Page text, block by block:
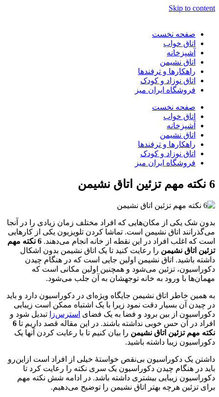
Skip to content
صفحه نخست
اتاق خواب
آشپزخانه
اتاق نشیمن
راهکارها و ترفندها
اتاق نوزاد و کودک
فروشگاه ایران میز
صفحه نخست
اتاق خواب
آشپزخانه
اتاق نشیمن
راهکارها و ترفندها
اتاق نوزاد و کودک
فروشگاه ایران میز
6 نکته مهم تزئین اتاق نشیمن
بدون شک یکی از مکان‌هایی که افراد مختلف زمان زیادی را در آنجا
می‌گذرانند اتاق نشیمن است. تماشا کردن تلویزیون یکی از کارهایی
است که اغلب افراد در این نقطه از خانه انجام می‌دهند.
6 نکته مهم
تزئین اتاق نشیمن را رعایت کنید تا یک اتاق نشیمن بدون اشکال
داشته باشید. اتاق نشیمن اولین جایی است که در هنگام چیدن
دکوراسیون، تزئین می‌شود و همچنین اولین مکانی است که
مهمان‌ها با ورود به خانه توجهشان به آن جلب می‌شود.
به همین خاطر اتاق نشیمن جایگاه ویژه‌ای در دکوراسیون دارد و باید
در چیدن آن بسیار دقت نمود زیرا با یک اشتباه ممکن است زیبایی
دکوراسیون از بین برود و فضا به یک فضای استرس‌زا
تبدیل شود و
افراد در آن حس خوبی نداشته باشند. در این مقاله قصد داریم تا 6
نکته مهم تزئین اتاق نشیمن را بیان کنیم تا با رعایت کردن آنها یک
دکوراسیون زیبا داشته باشید.
داشتن یک دکوراسیون بی‌نقص خواستهٔ خیلی از افراد است ازاین‌رو
باید در هنگام چیدن دکوراسیون یک سری نکته را رعایت کرد تا
دکوراسیون زیبایی بیشتری داشته باشد. در ادامه شش نکته مهم
برای تزئین هرچه بهتر اتاق نشیمن را توضیح می‌دهیم.